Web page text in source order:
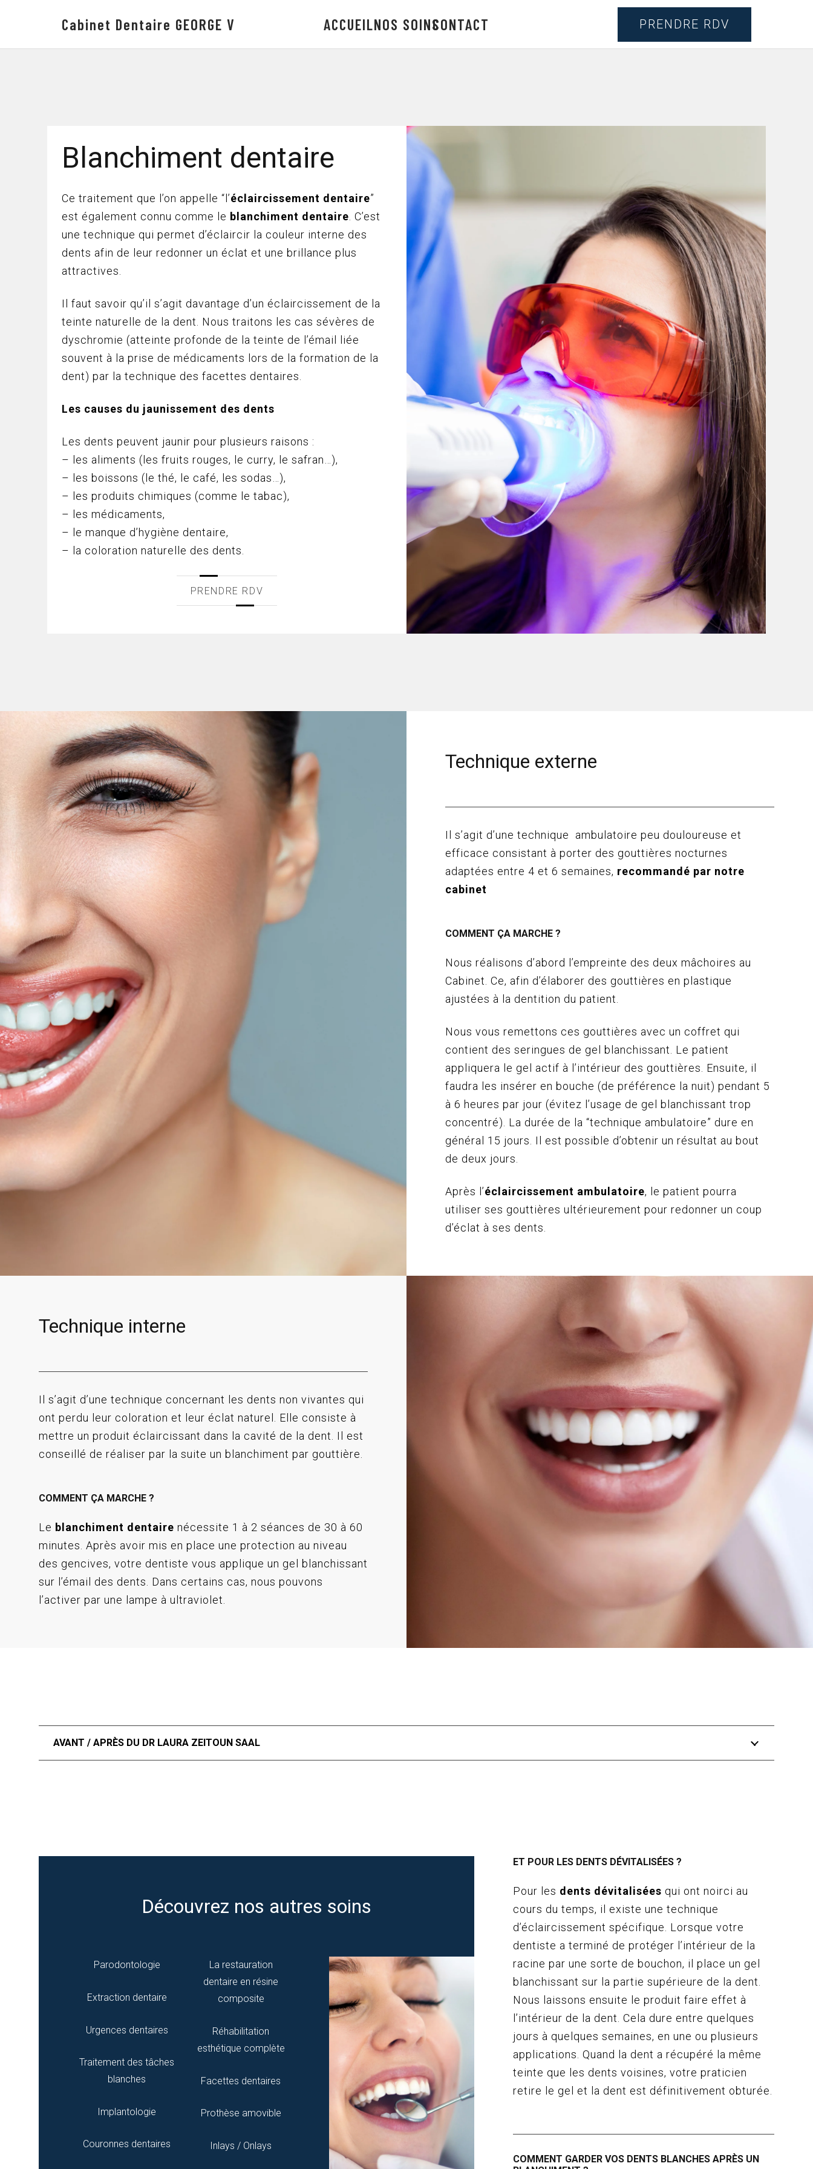
Cabinet Dentaire GEORGE V ACCUEILNOS SOINSCONTACT PRENDRE RDV
Blanchiment dentaire
Ce traitement que l’on appelle “l’éclaircissement dentaire”
est également connu comme le blanchiment dentaire . C’est
une technique qui permet d’éclaircir la couleur interne des
dents afin de leur redonner un éclat et une brillance plus
attractives.
Il faut savoir qu’il s’agit davantage d’un éclaircissement de la
teinte naturelle de la dent. Nous traitons les cas sévères de
dyschromie (atteinte profonde de la teinte de l’émail liée
souvent à la prise de médicaments lors de la formation de la
dent) par la technique des facettes dentaires.
Les causes du jaunissement des dents
Les dents peuvent jaunir pour plusieurs raisons :
– les aliments (les fruits rouges, le curry, le safran…),
– les boissons (le thé, le café, les sodas…),
– les produits chimiques (comme le tabac),
– les médicaments,
– le manque d’hygiène dentaire,
– la coloration naturelle des dents.
PRENDRE RDV
Technique externe
Il s’agit d’une technique ambulatoire peu douloureuse et
efficace consistant à porter des gouttières nocturnes
adaptées entre 4 et 6 semaines, recommandé par notre
cabinet
COMMENT ÇA MARCHE ?
Nous réalisons d’abord l’empreinte des deux mâchoires au
Cabinet. Ce, afin d’élaborer des gouttières en plastique
ajustées à la dentition du patient.
Nous vous remettons ces gouttières avec un coffret qui
contient des seringues de gel blanchissant. Le patient
appliquera le gel actif à l’intérieur des gouttières. Ensuite, il
faudra les insérer en bouche (de préférence la nuit) pendant 5
à 6 heures par jour (évitez l’usage de gel blanchissant trop
concentré). La durée de la “technique ambulatoire” dure en
général 15 jours. Il est possible d’obtenir un résultat au bout
de deux jours.
Après l’éclaircissement ambulatoire, le patient pourra
utiliser ses gouttières ultérieurement pour redonner un coup
d’éclat à ses dents.
Technique interne
Il s’agit d’une technique concernant les dents non vivantes qui
ont perdu leur coloration et leur éclat naturel. Elle consiste à
mettre un produit éclaircissant dans la cavité de la dent. Il est
conseillé de réaliser par la suite un blanchiment par gouttière.
COMMENT ÇA MARCHE ?
Le blanchiment dentaire nécessite 1 à 2 séances de 30 à 60
minutes. Après avoir mis en place une protection au niveau
des gencives, votre dentiste vous applique un gel blanchissant
sur l’émail des dents. Dans certains cas, nous pouvons
l’activer par une lampe à ultraviolet.
AVANT / APRÈS DU DR LAURA ZEITOUN SAAL
Découvrez nos autres soins
Parodontologie
La restauration
dentaire en résine
composite
Extraction dentaire
Urgences dentaires
Réhabilitation
esthétique complète
Traitement des tâches
blanches
Facettes dentaires
Implantologie Prothèse amovible
Couronnes dentaires Inlays / Onlays
ET POUR LES DENTS DÉVITALISÉES ?
Pour les dents dévitalisées qui ont noirci au
cours du temps, il existe une technique
d’éclaircissement spécifique. Lorsque votre
dentiste a terminé de protéger l’intérieur de la
racine par une sorte de bouchon, il place un gel
blanchissant sur la partie supérieure de la dent.
Nous laissons ensuite le produit faire effet à
l’intérieur de la dent. Cela dure entre quelques
jours à quelques semaines, en une ou plusieurs
applications. Quand la dent a récupéré la même
teinte que les dents voisines, votre praticien
retire le gel et la dent est définitivement obturée.
COMMENT GARDER VOS DENTS BLANCHES APRÈS UN